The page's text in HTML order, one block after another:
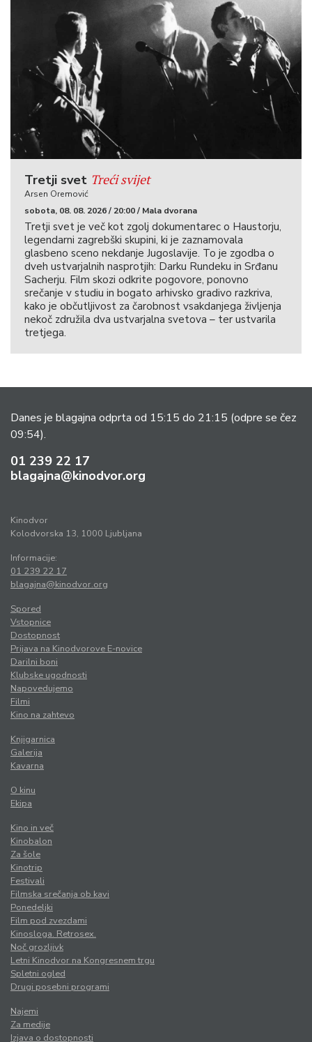
Tretji svet Treći svijet
Arsen Oremović
sobota, 08. 08. 2026 / 20:00 / Mala dvorana
Tretji svet je več kot zgolj dokumentarec o Haustorju,
legendarni zagrebški skupini, ki je zaznamovala
glasbeno sceno nekdanje Jugoslavije. To je zgodba o
dveh ustvarjalnih nasprotjih: Darku Rundeku in Srđanu
Sacherju. Film skozi odkrite pogovore, ponovno
srečanje v studiu in bogato arhivsko gradivo razkriva,
kako je občutljivost za čarobnost vsakdanjega življenja
nekoč združila dva ustvarjalna svetova – ter ustvarila
tretjega.
Danes je blagajna odprta od 15:15 do 21:15 (odpre se čez
09:54).
01 239 22 17
blagajna@kinodvor.org
Kinodvor
Kolodvorska 13, 1000 Ljubljana
Informacije:
01 239 22 17
blagajna@kinodvor.org
Spored
Vstopnice
Dostopnost
Prijava na Kinodvorove E-novice
Darilni boni
Klubske ugodnosti
Napovedujemo
Filmi
Kino na zahtevo
Knjigarnica
Galerija
Kavarna
O kinu
Ekipa
Kino in več
Kinobalon
Za šole
Kinotrip
Festivali
Filmska srečanja ob kavi
Ponedeljki
Film pod zvezdami
Kinosloga. Retrosex.
Noč grozljivk
Letni Kinodvor na Kongresnem trgu
Spletni ogled
Drugi posebni programi
Najemi
Za medije
Izjava o dostopnosti